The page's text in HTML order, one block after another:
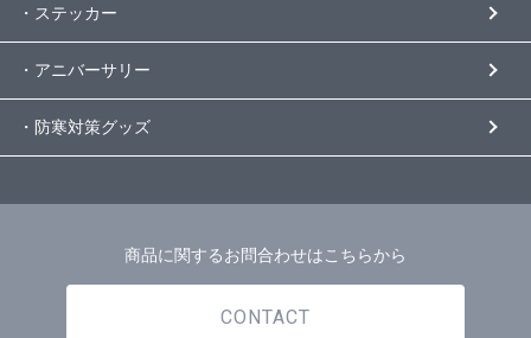
・ステッカー
・アニバーサリー
・防寒対策グッズ
商品に関するお問合わせはこちらから
CONTACT